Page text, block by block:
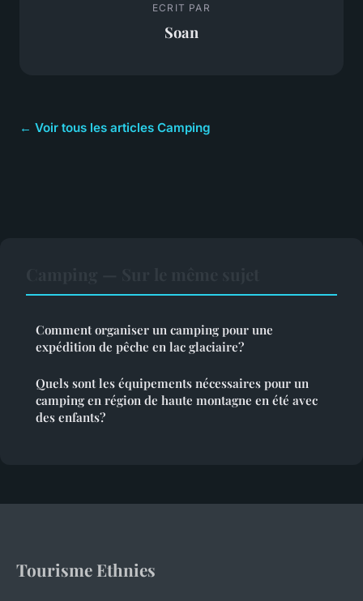
ECRIT PAR
Soan
← Voir tous les articles Camping
Comment organiser un camping pour une
expédition de pêche en lac glaciaire?
Quels sont les équipements nécessaires pour un
camping en région de haute montagne en été avec
des enfants?
Tourisme Ethnies